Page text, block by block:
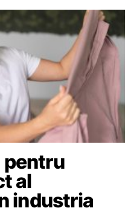
pentru
al
industria